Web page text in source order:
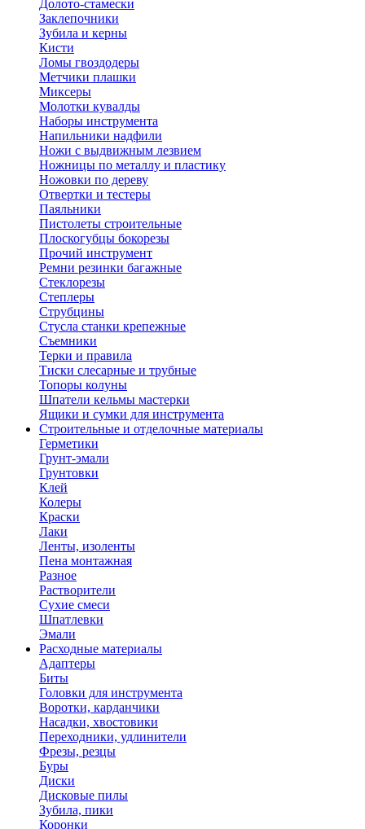
Долото-стамески
Заклепочники
Зубила и керны
Кисти
Ломы гвоздодеры
Метчики плашки
Миксеры
Молотки кувалды
Наборы инструмента
Напильники надфили
Ножи с выдвижным лезвием
Ножницы по металлу и пластику
Ножовки по дереву
Отвертки и тестеры
Паяльники
Пистолеты строительные
Плоскогубцы бокорезы
Прочий инструмент
Ремни резинки багажные
Стеклорезы
Степлеры
Струбцины
Стусла станки крепежные
Съемники
Терки и правила
Тиски слесарные и трубные
Топоры колуны
Шпатели кельмы мастерки
Ящики и сумки для инструмента
Строительные и отделочные материалы
Герметики
Грунт-эмали
Грунтовки
Клей
Колеры
Краски
Лаки
Ленты, изоленты
Пена монтажная
Разное
Растворители
Сухие смеси
Шпатлевки
Эмали
Расходные материалы
Адаптеры
Биты
Головки для инструмента
Воротки, карданчики
Насадки, хвостовики
Переходники, удлинители
Фрезы, резцы
Буры
Диски
Дисковые пилы
Зубила, пики
Коронки